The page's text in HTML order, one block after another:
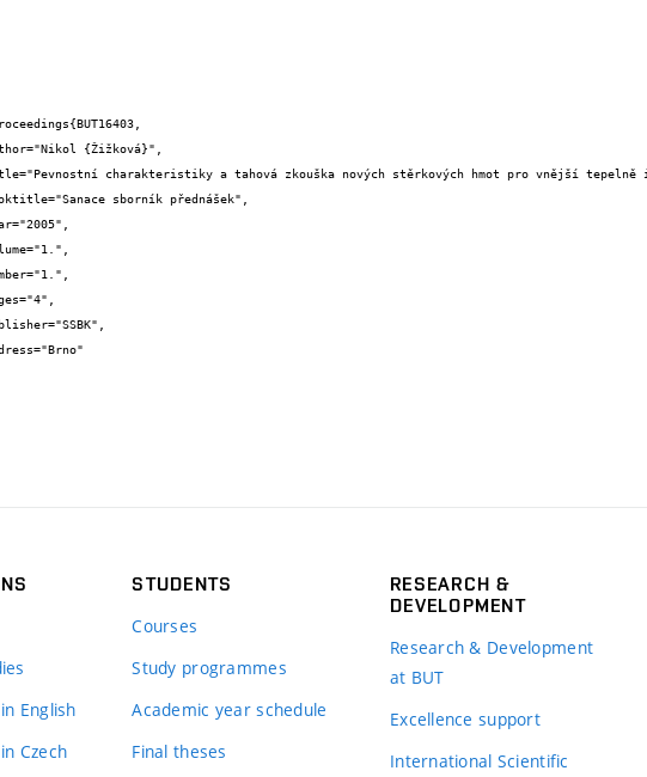
English
Czech
STUDENTS
Courses
Study programmes
Academic year schedule
Final theses
RESEARCH &
DEVELOPMENT
Research & Development
at BUT
Excellence support
International Scientific